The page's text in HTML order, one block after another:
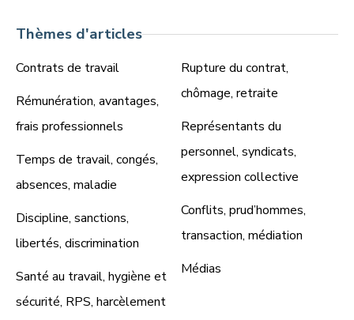
Thèmes d'articles
Contrats de travail
Rémunération, avantages,
frais professionnels
Temps de travail, congés,
absences, maladie
Discipline, sanctions,
libertés, discrimination
Santé au travail, hygiène et
sécurité, RPS, harcèlement
Rupture du contrat,
chômage, retraite
Représentants du
personnel, syndicats,
expression collective
Conflits, prud’hommes,
transaction, médiation
Médias